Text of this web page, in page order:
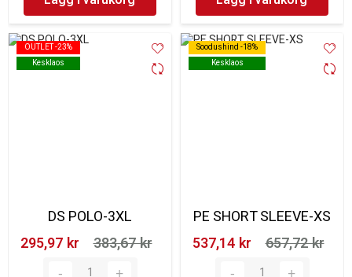
OUTLET -23%
Kesklaos
OUTLET -23%
Kesklaos
DS POLO-3XL
295,97 kr‎
383,67 kr‎
Soodushind -18%
Kesklaos
Soodushind -18%
Kesklaos
PE SHORT SLEEVE-XS
537,14 kr‎
657,72 kr‎